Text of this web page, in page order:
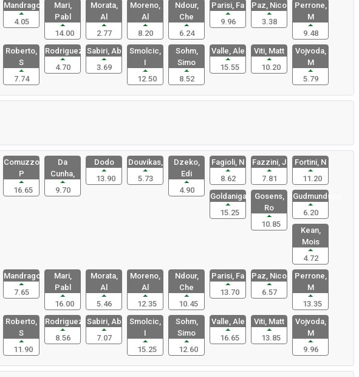
Mandragora
4.05
Mari,
Pabl
14.00
Morata,
Al
2.77
Moreno,
Al
8.20
Ndour,
Che
6.24
Parisi, Fa
9.96
Paz, Nico
3.38
Perrone,
M
9.48
Roberto,
S
7.74
Rodriguez
4.70
Sabiri, Ab
3.69
Smolcic,
I
12.50
Sohm,
Simo
8.52
Valle, Ale
15.55
Viti, Matt
10.20
Vojvoda,
M
5.79
Comuzzo,
P
16.65
Da
Cunha,
9.70
Dodo
13.90
Douvikas,
5.73
Dzeko,
Edi
4.90
Fagioli, N
8.62
Fazzini, J
7.81
Fortini, N
11.20
Goldaniga,
15.25
Gosens,
Ro
10.85
Gudmundsso
6.20
Kean,
Mois
4.72
Mandragora
7.65
Mari,
Pabl
16.00
Morata,
Al
5.46
Moreno,
Al
12.35
Ndour,
Che
10.45
Parisi, Fa
13.70
Paz, Nico
6.57
Perrone,
M
13.35
Roberto,
S
11.90
Rodriguez
8.56
Sabiri, Ab
7.07
Smolcic,
I
15.25
Sohm,
Simo
12.60
Valle, Ale
16.65
Viti, Matt
13.85
Vojvoda,
M
9.96